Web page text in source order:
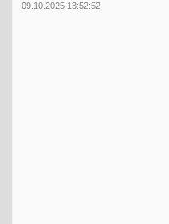
09.10.2025 13:52:52